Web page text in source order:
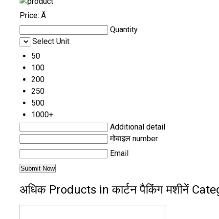
Price: Â
Quantity
Select Unit
50
100
200
250
500
1000+
Additional detail
मोबाइल number
Email
अधिक Products in कार्टन पैकिंग मशीनें